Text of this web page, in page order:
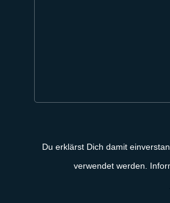
Du erklärst Dich damit
verwendet werden.